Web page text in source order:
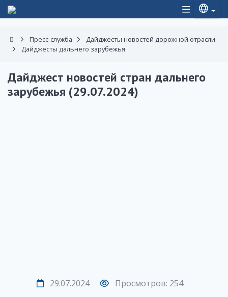
Пресс-служба
Дайджесты новостей дорожной отрасли
Дайджесты дальнего зарубежья
Дайджест новостей стран дальнего
зарубежья (29.07.2024)
29.07.2024
Просмотров: 254